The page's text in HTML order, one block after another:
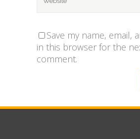
Save my name, email,
in this browser for the
comment.